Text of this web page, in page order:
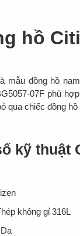
hồ
mẫu đồng hồ
07F phù
qua chiếc đồng
kỹ thuật
không gỉ 316L